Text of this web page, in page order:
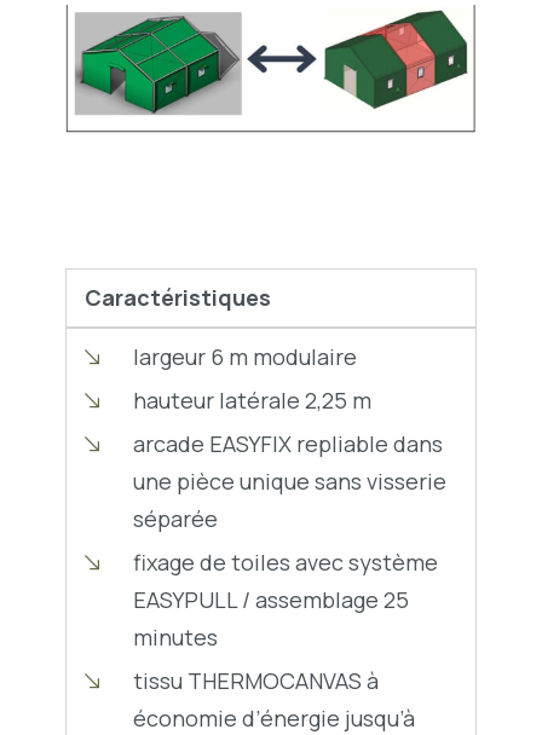
Caractéristiques
largeur 6 m modulaire
hauteur latérale 2,25 m
arcade EASYFIX repliable dans
une pièce unique sans visserie
séparée
fixage de toiles avec système
EASYPULL / assemblage 25
minutes
tissu THERMOCANVAS à
économie d’énergie jusqu’à